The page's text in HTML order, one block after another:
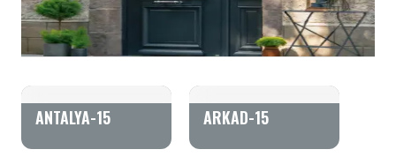
ANTALYA-15 ARKAD-15